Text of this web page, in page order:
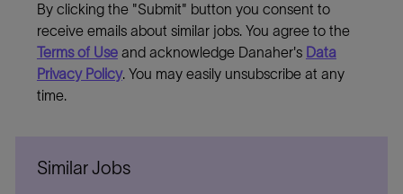
By clicking the "Submit" button you consent to
receive emails about similar jobs. You agree to the
Terms of Useand acknowledge Danaher's Data
Privacy Policy. You may easily unsubscribe at any
time.
Similar Jobs